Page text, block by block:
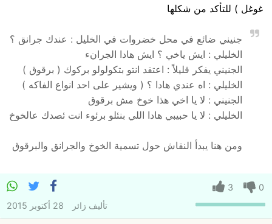
غوغل ) للتأكد من شكلها
جنيني ضائع في محل خضروات في الخليل : عندك جرانق ؟
الخليلي : ايش ياخي ؟ ايش هادا الجرانء
الجنيني يفكر قليلاً : اعتقد انتو بتكولولو بركوك ( برقوق )
الخليلي : اه عندي هادا ؟ ( ويشير على احد انواع الفاكه )
الجنيني : لا يا اخي هذا خوخ مش برقوق
الخليلي : لا يا حبيبي هادا اللي بنئلو برئوء انت ئصدك عالخوخ
ومن هنا يبدأ النقاش حول تسمية الخوخ والجرانق والبرقوق
0
3
تأليف زائر 28 أكتوبر 2015